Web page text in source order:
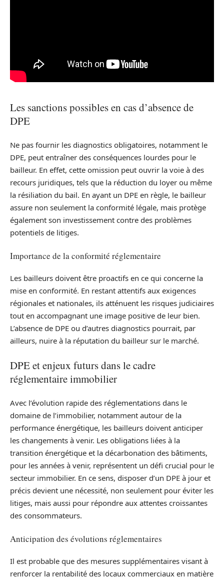
Les sanctions possibles en cas d’absence de
DPE
Ne pas fournir les diagnostics obligatoires, notamment le
DPE, peut entraîner des conséquences lourdes pour le
bailleur. En effet, cette omission peut ouvrir la voie à des
recours juridiques, tels que la réduction du loyer ou même
la résiliation du bail. En ayant un DPE en règle, le bailleur
assure non seulement la conformité légale, mais protège
également son investissement contre des problèmes
potentiels de litiges.
Importance de la conformité réglementaire
Les bailleurs doivent être proactifs en ce qui concerne la
mise en conformité. En restant attentifs aux exigences
régionales et nationales, ils atténuent les risques judiciaires
tout en accompagnant une image positive de leur bien.
L’absence de DPE ou d’autres diagnostics pourrait, par
ailleurs, nuire à la réputation du bailleur sur le marché.
DPE et enjeux futurs dans le cadre
réglementaire immobilier
Avec l’évolution rapide des réglementations dans le
domaine de l’immobilier, notamment autour de la
performance énergétique, les bailleurs doivent anticiper
les changements à venir. Les obligations liées à la
transition énergétique et la décarbonation des bâtiments,
pour les années à venir, représentent un défi crucial pour le
secteur immobilier. En ce sens, disposer d’un DPE à jour et
précis devient une nécessité, non seulement pour éviter les
litiges, mais aussi pour répondre aux attentes croissantes
des consommateurs.
Anticipation des évolutions réglementaires
Il est probable que des mesures supplémentaires visant à
renforcer la rentabilité des locaux commerciaux en matière